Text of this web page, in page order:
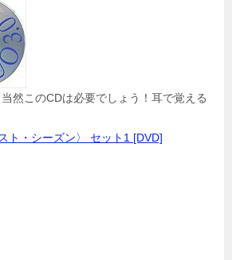
然このCDは必要でしょう！耳で覚える
ト・シーズン〉 セット1 [DVD]